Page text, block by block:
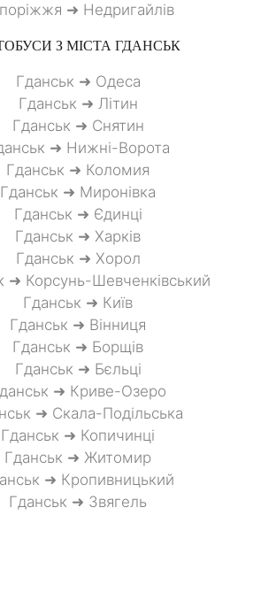
➜ Недригайлів
З МІСТА ГДАНСЬК
Гданськ ➜ Одеса
Гданськ ➜ Літин
Гданськ ➜ Снятин
➜ Нижні-Ворота
Гданськ ➜ Коломия
Гданськ ➜ Миронівка
Гданськ ➜ Єдинці
Гданськ ➜ Харків
Гданськ ➜ Хорол
➜ Корсунь-Шевченківський
Гданськ ➜ Київ
Гданськ ➜ Вінниця
Гданськ ➜ Борщів
Гданськ ➜ Бєльці
➜ Криве-Озеро
➜ Скала-Подільська
Гданськ ➜ Копичинці
Гданськ ➜ Житомир
➜ Кропивницький
Гданськ ➜ Звягель